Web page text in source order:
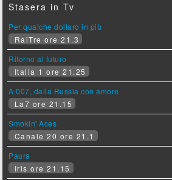
Stasera in Tv
Per qualche dollaro in più
RaiTre ore 21.3
Ritorno al futuro
Italia 1 ore 21.25
A 007, dalla Russia con amore
La7 ore 21.15
Smokin' Aces
Canale 20 ore 21.1
Paura
Iris ore 21.15